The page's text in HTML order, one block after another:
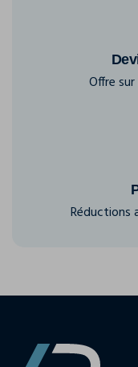
Offre
Réductions